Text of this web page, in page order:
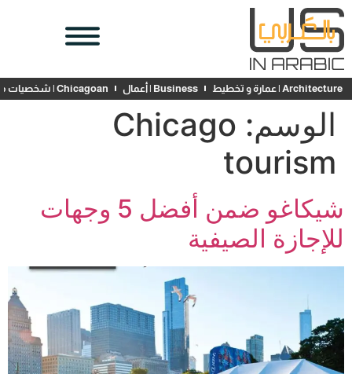
Architecture | عمارة و تخطيط Business | أعمال Chicagoan | شخصيات محلية
الوسم: Chicago
tourism
شيكاغو ضمن أفضل 5 وجهات
للإجازة الصيفية